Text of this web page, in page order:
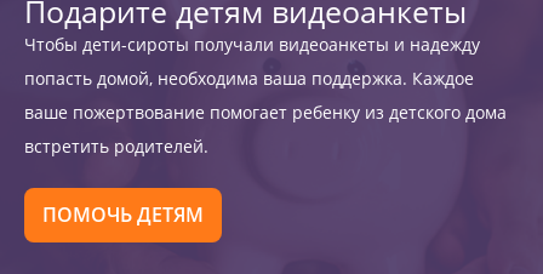
Подарите детям видеоанкеты
Чтобы дети-сироты получали видеоанкеты и надежду
попасть домой, необходима ваша поддержка. Каждое
ваше пожертвование помогает ребенку из детского дома
встретить родителей.
ПОМОЧЬ ДЕТЯМ